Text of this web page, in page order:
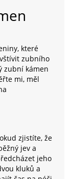
které
zubního
zubní kámen
mi, měl
zjistíte, že
jev a
jeho
kluků a